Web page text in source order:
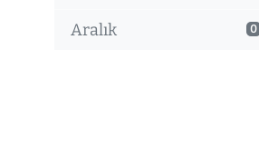
Aralık 0